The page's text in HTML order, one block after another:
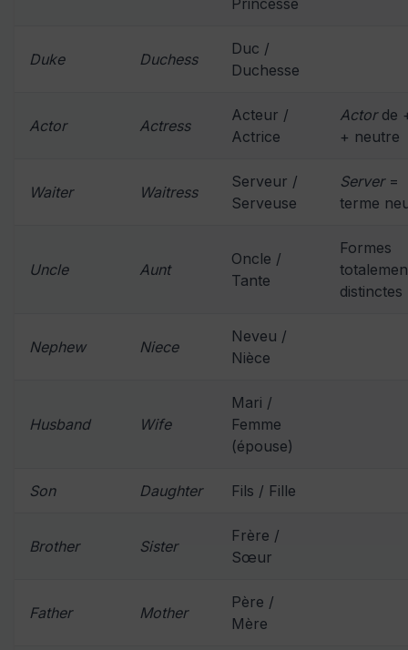
Princesse
Duke Duchess
Duc /
Duchesse
Actor Actress
Acteur /
Actrice
Actorde
+ neutre
Waiter Waitress
Serveur /
Serveuse
Server=
terme
Uncle Aunt
Oncle /
Tante
Formes
distinctes
Nephew Niece
Neveu /
Nièce
Husband Wife
Mari /
Femme
(épouse)
Son Daughter Fils / Fille
Brother Sister
Frère /
Sœur
Father Mother
Père /
Mère